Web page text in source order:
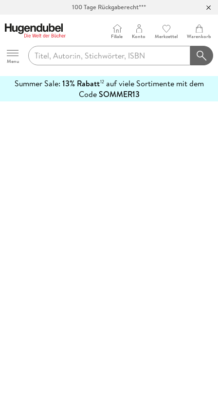
100 Tage Rückgaberecht***
Hugendubel
Menu
Filiale Konto Merkzettel Warenkorb
Summer Sale: 13% Rabatt12auf viele Sortimente mit dem
CodeSOMMER13
erfahren